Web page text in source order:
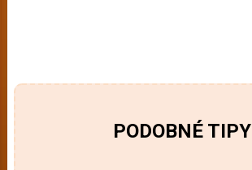
PODOBNÉ TIPY